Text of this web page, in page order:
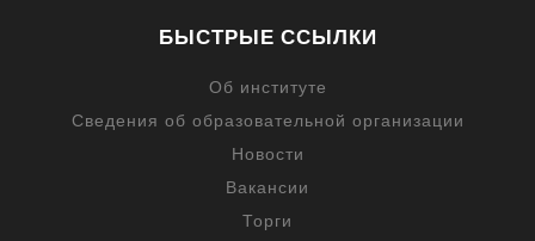
БЫСТРЫЕ ССЫЛКИ
Об институте
Сведения об образовательной организации
Новости
Вакансии
Торги